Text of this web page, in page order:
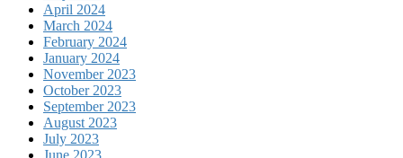
April 2024
March 2024
February 2024
January 2024
November 2023
October 2023
September 2023
August 2023
July 2023